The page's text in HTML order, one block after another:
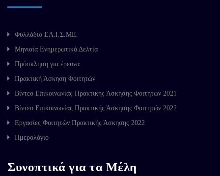
Φυλλάδιο ΕΛ.Ι.Σ.ΜΕ.
Μηνιαία Ενημερωτικά Δελτία
Πρόσκληση για έρευνα
Πρακτική Άσκηση Φοιτητών
Βίντεο Επικοινωνίας Πρακτικής Άσκησης Φοιτητών 2021
Βίντεο Επικοινωνίας Πρακτικής Άσκησης Φοιτητών 2022
Εργασίες Φοιτητών Πρακτικής Άσκησης 2022
Ημερολόγιο
Συνοπτικά για τα Μέλη